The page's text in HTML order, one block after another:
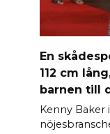
En
112 cm
barnen till
Kenny Baker